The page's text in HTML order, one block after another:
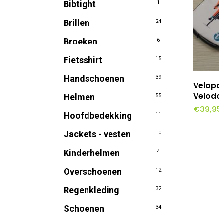
Bibtight 1
Brillen 24
Broeken 6
Fietsshirt 15
Handschoenen 39
Helmen 55
Hoofdbedekking 11
Jackets - vesten 10
Kinderhelmen 4
Overschoenen 12
Regenkleding 32
Schoenen 34
€